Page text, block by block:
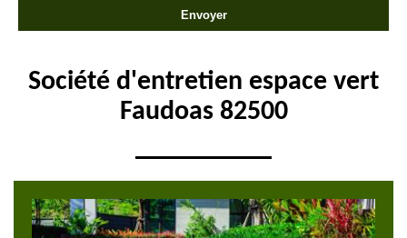
Société d'entretien espace vert
Faudoas 82500